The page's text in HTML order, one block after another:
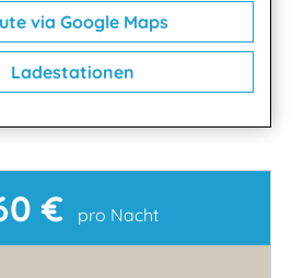
via Google Maps
Ladestationen
€ pro Nacht